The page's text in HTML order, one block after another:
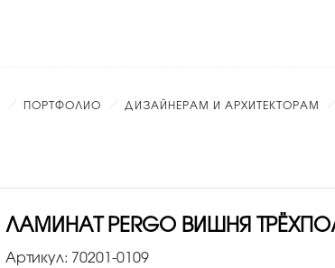
ПОРТФОЛИО ДИЗАЙНЕРАМ И АРХИТЕКТОРАМ
ЛАМИНАТ PERGO ВИШНЯ
Артикул: 70201-0109